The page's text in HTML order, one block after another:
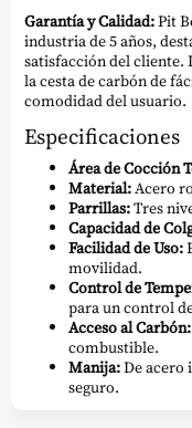
Garantía y Calidad:Pit
industria de 5 años,
satisfacción del cliente.
la cesta de carbón de
comodidad del usuario.
Especificaciones
Área de Cocción
Material:Acero
Parrillas:Tres
Capacidad de
Facilidad de Uso:
movilidad.
Control de
para un control
Acceso al Carbón:
combustible.
Manija:De acero
seguro.